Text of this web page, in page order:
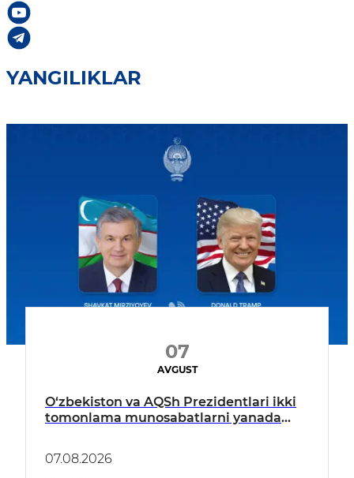
YANGILIKLAR
07
AVGUST
O‘zbekiston va AQSh Prezidentlari ikki
tomonlama munosabatlarni yanada
07.08.2026